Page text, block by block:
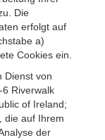
Die
erfolgt auf
a)
Cookies ein.
Dienst von
Riverwalk
of Ireland;
die auf Ihrem
der